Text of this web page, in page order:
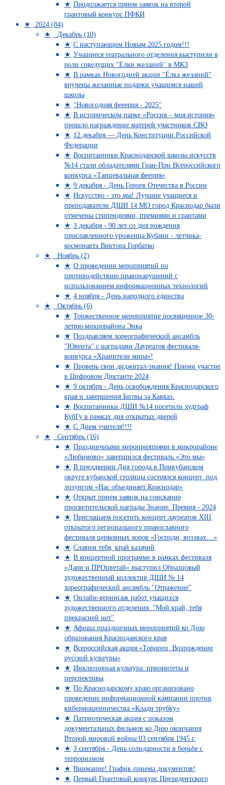
Продолжается прием заявок на второй
грантовый конкурс ПФКИ
2024 (84)
Декабрь (10)
С наступающим Новым 2025 годом!!!
Учащиеся театрального отделения выступили в
роли соведущих "Елки желаний" в МКЗ
В рамках Новогодней акции "Ёлка желаний"
вручены желанные подарки учащимся нашей
школы
"Новогодняя фееерия - 2025"
В историческом парке «Россия – моя история»
прошло награждение матерей участников СВО
12 декабря — День Конституции Российской
Федерации
Воспитанники Краснодарской школы искусств
№14 стали обладателями Гран-При Всероссийского
конкурса «Танцевальная феерия»
9 декабря - День Героев Отечества в России
Искусство - это мы! Лучшие учащиеся и
преподаватели ДШИ 14 МО город Краснодар были
отмечены стипендиями, премиями и грантами
3 декабря - 90 лет со дня рождения
прославленного уроженца Кубани - летчика-
космонавта Виктора Горбатко
Ноябрь (2)
О проведении мероприятий по
противодействию правонарушений с
использованием информационных технологий
4 ноября - День народного единства
Октябрь (6)
Торжественное мероприятие посвященное 30-
летию микрорайона Энка
Поздравляем хореографический ансамбль
"Ювента" с наградами Лауреатов фестиваля-
конкурса «Хранители мира»!
Проверь свои диджитал-знания! Прими участие
в Цифровом Диктанте 2024
9 октября - День освобождения Краснодарского
края и завершения Битвы за Кавказ.
Воспитанники ДШИ №14 посетили худграф
КубГу в рамках дня открытых дверей
С Днем учителя!!!!
Сентябрь (16)
Праздничными мероприятиями в микрорайоне
«Любимово» завершился фестиваль «Это мы»
В преддверии Дня города в Прикубанском
округе кубанской столицы состоялся концерт под
лозунгом «Нас объединяет Краснодар»
Открыт прием заявок на соискание
просветительской награды Знание. Премия - 2024
Приглашаем посетить концерт лауреатов XIII
открытого регионального православного
фестиваля церковных хоров «Господи, воззвах…»
Славим тебя, край казачий
В концертной программе в рамках фестиваля
«Дари и ПРОцветай» выступил Образцовый
художественный коллектив ДШИ № 14
хореографический ансамбль "Отражение"
Онлайн-вернисаж работ учащихся
художественного отделения. "Мой край, тебя
прекрасней нет"
Афиша праздничных мероприятий ко Дню
образования Краснодарского края
Всероссийская акция «Торопец. Возрождение
русской культуры»
Инклюзивная культура: приоритеты и
перспективы
По Краснодарскому краю организовано
проведение информационной кампании против
кибермошенничества «Клади трубку»
Патриотическая акция с показом
документальных фильмов ко Дню окончания
Второй мировой войны 03 сентября 1945 г.
3 сентября - День солидарности в борьбе с
терроризмом
Внимание! График приема документов!
Первый Грантовый конкурс Президентского